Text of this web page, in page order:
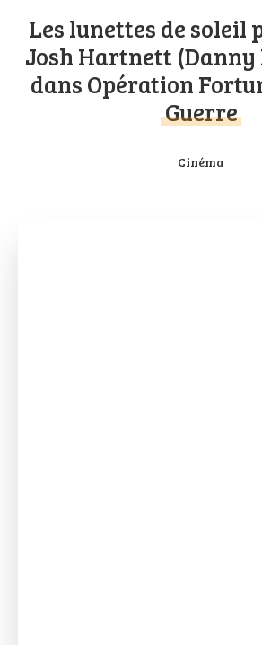
Les lunettes de soleil
Josh Hartnett (Danny
dans Opération
Guerre
Cinéma